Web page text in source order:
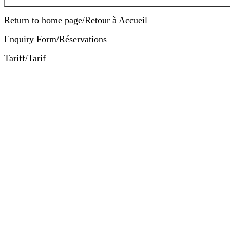
Return to home page/Retour à Accueil
Enquiry Form/Réservations
Tariff/Tarif